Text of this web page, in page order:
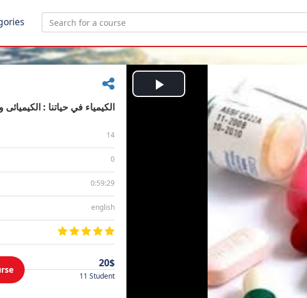
الكيمياء في حياتنا :
14
0
0:59:29
english
20$
11 Student
Play